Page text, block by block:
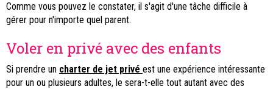
Comme vous pouvez le constater, il s'agit d'une tâche difficile à
gérer pour n'importe quel parent.
Voler en privé avec des enfants
Si prendre un charter de jet privé est une expérience intéressante
pour un ou plusieurs adultes, le sera-t-elle tout autant avec des